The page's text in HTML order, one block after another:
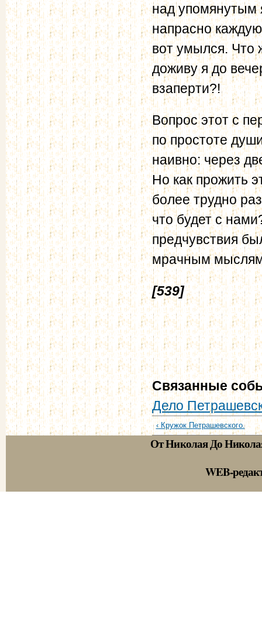
над упомянутым
напрасно
вот умылся. Что
доживу я до
взаперти?!
Вопрос этот с
по простоте
наивно: через
Но как прожить
более трудно
что будет с
предчувствия
мрачным
[539]
Связанные
Дело
‹ Кружок Петрашевского.
От Николая До
WEB-